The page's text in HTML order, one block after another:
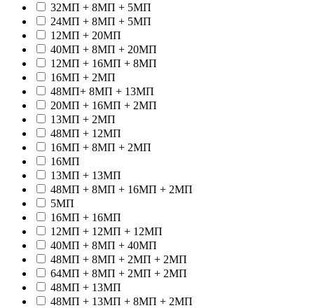
32МП + 8МП + 5МП
24МП + 8МП + 5МП
12МП + 20МП
40МП + 8МП + 20МП
12МП + 16МП + 8МП
16МП + 2МП
48МП+ 8МП + 13МП
20МП + 16МП + 2МП
13МП + 2МП
48МП + 12МП
16МП + 8МП + 2МП
16МП
13МП + 13МП
48МП + 8МП + 16МП + 2МП
5МП
16МП + 16МП
12МП + 12МП + 12МП
40МП + 8МП + 40МП
48МП + 8МП + 2МП + 2МП
64МП + 8МП + 2МП + 2МП
48МП + 13МП
48МП + 13МП + 8МП + 2МП